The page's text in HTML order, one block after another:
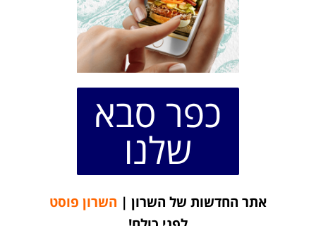
כפר סבא
שלנו
אתר החדשות של השרון | השרון פוסט